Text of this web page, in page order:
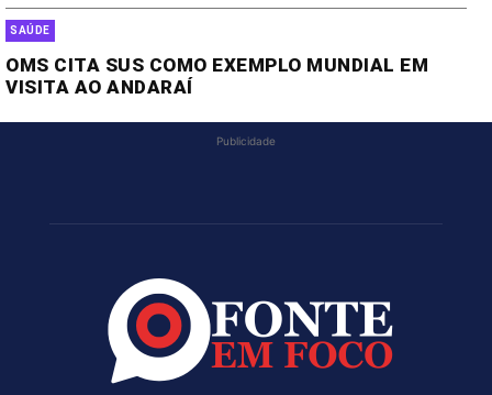
SAÚDE
OMS CITA SUS COMO EXEMPLO MUNDIAL EM
VISITA AO ANDARAÍ
Publicidade